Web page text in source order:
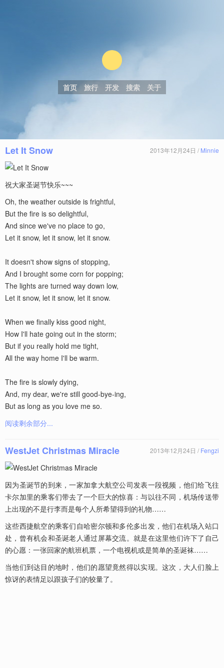
首页 旅行 开发 搜索 关于
Let It Snow 2013年12月24日 / Minnie
祝大家圣诞节快乐~~~
Oh, the weather outside is frightful,
But the fire is so delightful,
And since we've no place to go,
Let it snow, let it snow, let it snow.
It doesn't show signs of stopping,
And I brought some corn for popping;
The lights are turned way down low,
Let it snow, let it snow, let it snow.
When we finally kiss good night,
How I'll hate going out in the storm;
But if you really hold me tight,
All the way home I'll be warm.
The fire is slowly dying,
And, my dear, we're still good-bye-ing,
But as long as you love me so.
阅读剩余部分...
WestJet Christmas Miracle 2013年12月24日 / Fengzi
因为圣诞节的到来，一家加拿大航空公司发表一段视频，他们给飞往
卡尔加里的乘客们带去了一个巨大的惊喜：与以往不同，机场传送带
上出现的不是行李而是每个人所希望得到的礼物……
这些西捷航空的乘客们自哈密尔顿和多伦多出发，他们在机场入站口
处，曾有机会和圣诞老人通过屏幕交流。就是在这里他们许下了自己
的心愿：一张回家的航班机票，一个电视机或是简单的圣诞袜……
当他们到达目的地时，他们的愿望竟然得以实现。这次，大人们脸上
惊讶的表情足以跟孩子们的较量了。